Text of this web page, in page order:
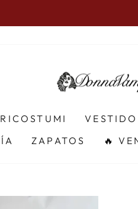
ZAPATOS 🔥